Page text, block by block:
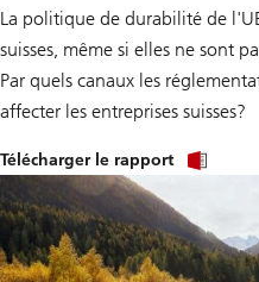
n
S
r
i
e
La politique de durabilité de
suisses, même si elles ne sont
Par quels canaux les
affecter les entreprises suisses?
Télécharger le rapport
o
p